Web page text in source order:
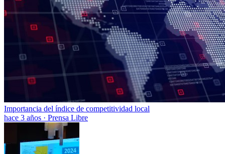
Importancia del índice de competitividad local
hace 3 años · Prensa Libre